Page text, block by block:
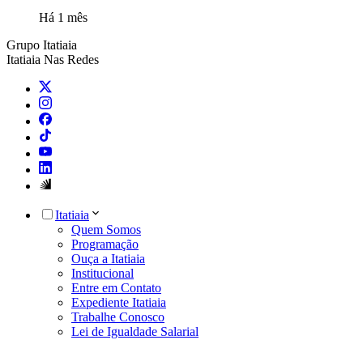
Há 1 mês
Grupo Itatiaia
Itatiaia Nas Redes
Itatiaia
Quem Somos
Programação
Ouça a Itatiaia
Institucional
Entre em Contato
Expediente Itatiaia
Trabalhe Conosco
Lei de Igualdade Salarial